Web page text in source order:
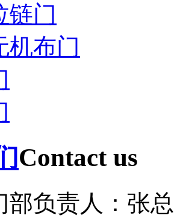
链门
机布门
Contact us
部负责人：张总